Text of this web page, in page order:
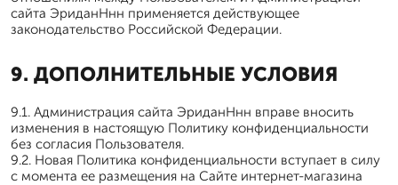
сайта ЭриданНнн применяется действующее
законодательство Российской Федерации.
9. ДОПОЛНИТЕЛЬНЫЕ УСЛОВИЯ
9.1. Администрация сайта ЭриданНнн вправе вносить
изменения в настоящую Политику конфиденциальности
без согласия Пользователя.
9.2. Новая Политика конфиденциальности вступает в силу
с момента ее размещения на Сайте интернет-магазина